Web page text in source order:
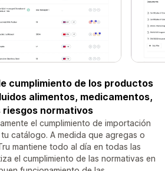
cumplimiento de los productos
alimentos, medicamentos,
normativos
el cumplimiento de importación
catálogo. A medida que agregas o
mantiene todo al día en todas las
el cumplimiento de las normativas en